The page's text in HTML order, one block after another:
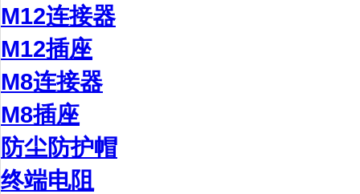
M12连接器
M12插座
M8连接器
M8插座
防尘防护帽
终端电阻